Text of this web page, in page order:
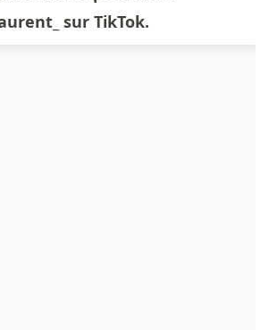
sur TikTok.